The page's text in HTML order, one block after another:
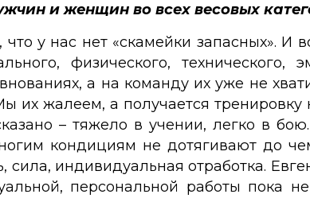
и женщин во всех весовых
у нас нет «скамейки запасных». И
физического,
а на команду их уже не
их жалеем, а получается
– тяжело в учении, легко в
кондициям не дотягивают до
сила, индивидуальная отработка.
персональной работы пока